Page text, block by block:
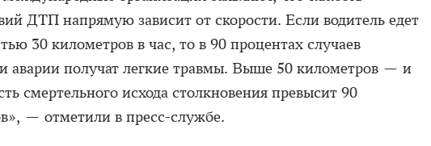
ДТП напрямую зависит от скорости. Если водитель едет
30 километров в час, то в 90 процентах случаев
аварии получат легкие травмы. Выше 50 километров — и
смертельного исхода столкновения превысит 90
— отметили в пресс-службе.